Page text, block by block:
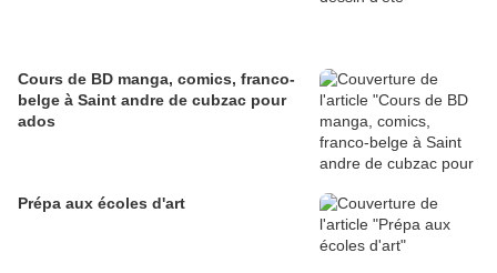
Cours de BD manga, comics, franco-
belge à Saint andre de cubzac pour
ados
Prépa aux écoles d'art